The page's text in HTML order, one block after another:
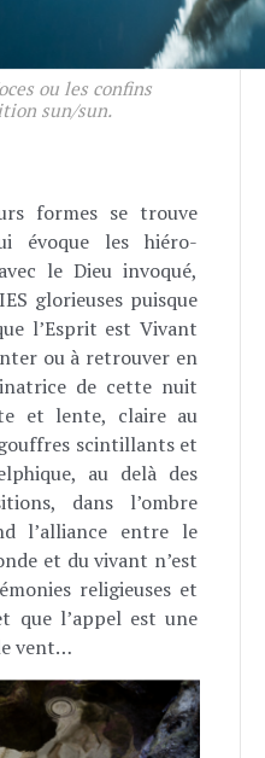
ou les confins
sun/sun.
formes se trouve
évoque les hiéro-
le Dieu invoqué,
glorieuses puisque
l’Esprit est Vivant
ou à retrouver en
de cette nuit
et lente, claire au
scintillants et
au delà des
dans l’ombre
l’alliance entre le
et du vivant n’est
religieuses et
que l’appel est une
vent…